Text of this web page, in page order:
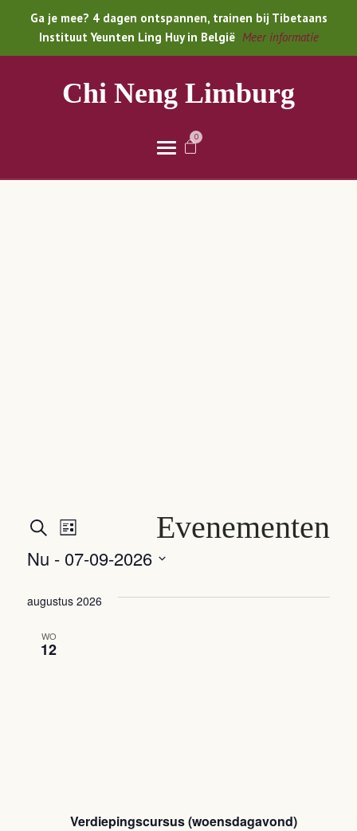
Ga je mee? 4 dagen ontspannen, trainen bij Tibetaans
Instituut Yeunten Ling Huy in België Meer informatie
Chi Neng Limburg
0
Evenementen
Evenementen
Zoeken
navigatie
ZoekenEvenement
weergaven
Lijst
Nu - 07-09-2026
een
augustus 2026
WO
12
Verdiepingscursus (woensdagavond)